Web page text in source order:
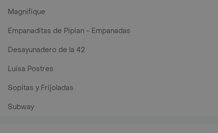
Magnifique
Empanaditas de Pipian - Empanadas
Desayunadero de la 42
Luisa Postres
Sopitas y Frijoladas
Subway